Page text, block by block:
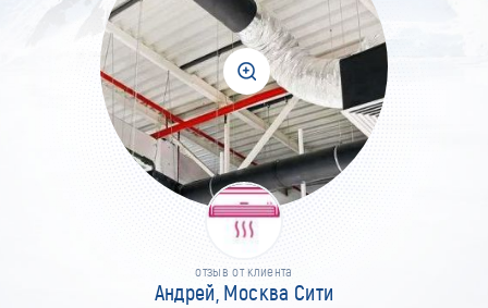
отзыв от клиента
Андрей, Москва Сити